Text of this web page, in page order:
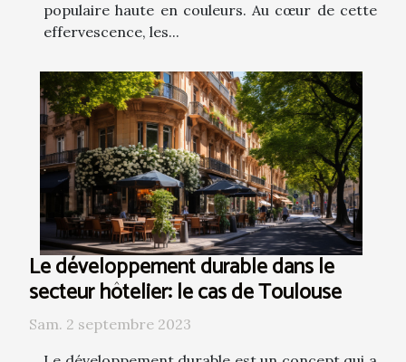
populaire haute en couleurs. Au cœur de cette
effervescence, les...
Le développement durable dans le
secteur hôtelier: le cas de Toulouse
Sam. 2 septembre 2023